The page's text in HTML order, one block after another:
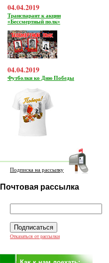
04.04.2019
Транспарант к акции
«Бессмертный полк»
04.04.2019
Футболки ко Дню Победы
Подписка на рассылку
Почтовая рассылка
Отказаться от рассылки